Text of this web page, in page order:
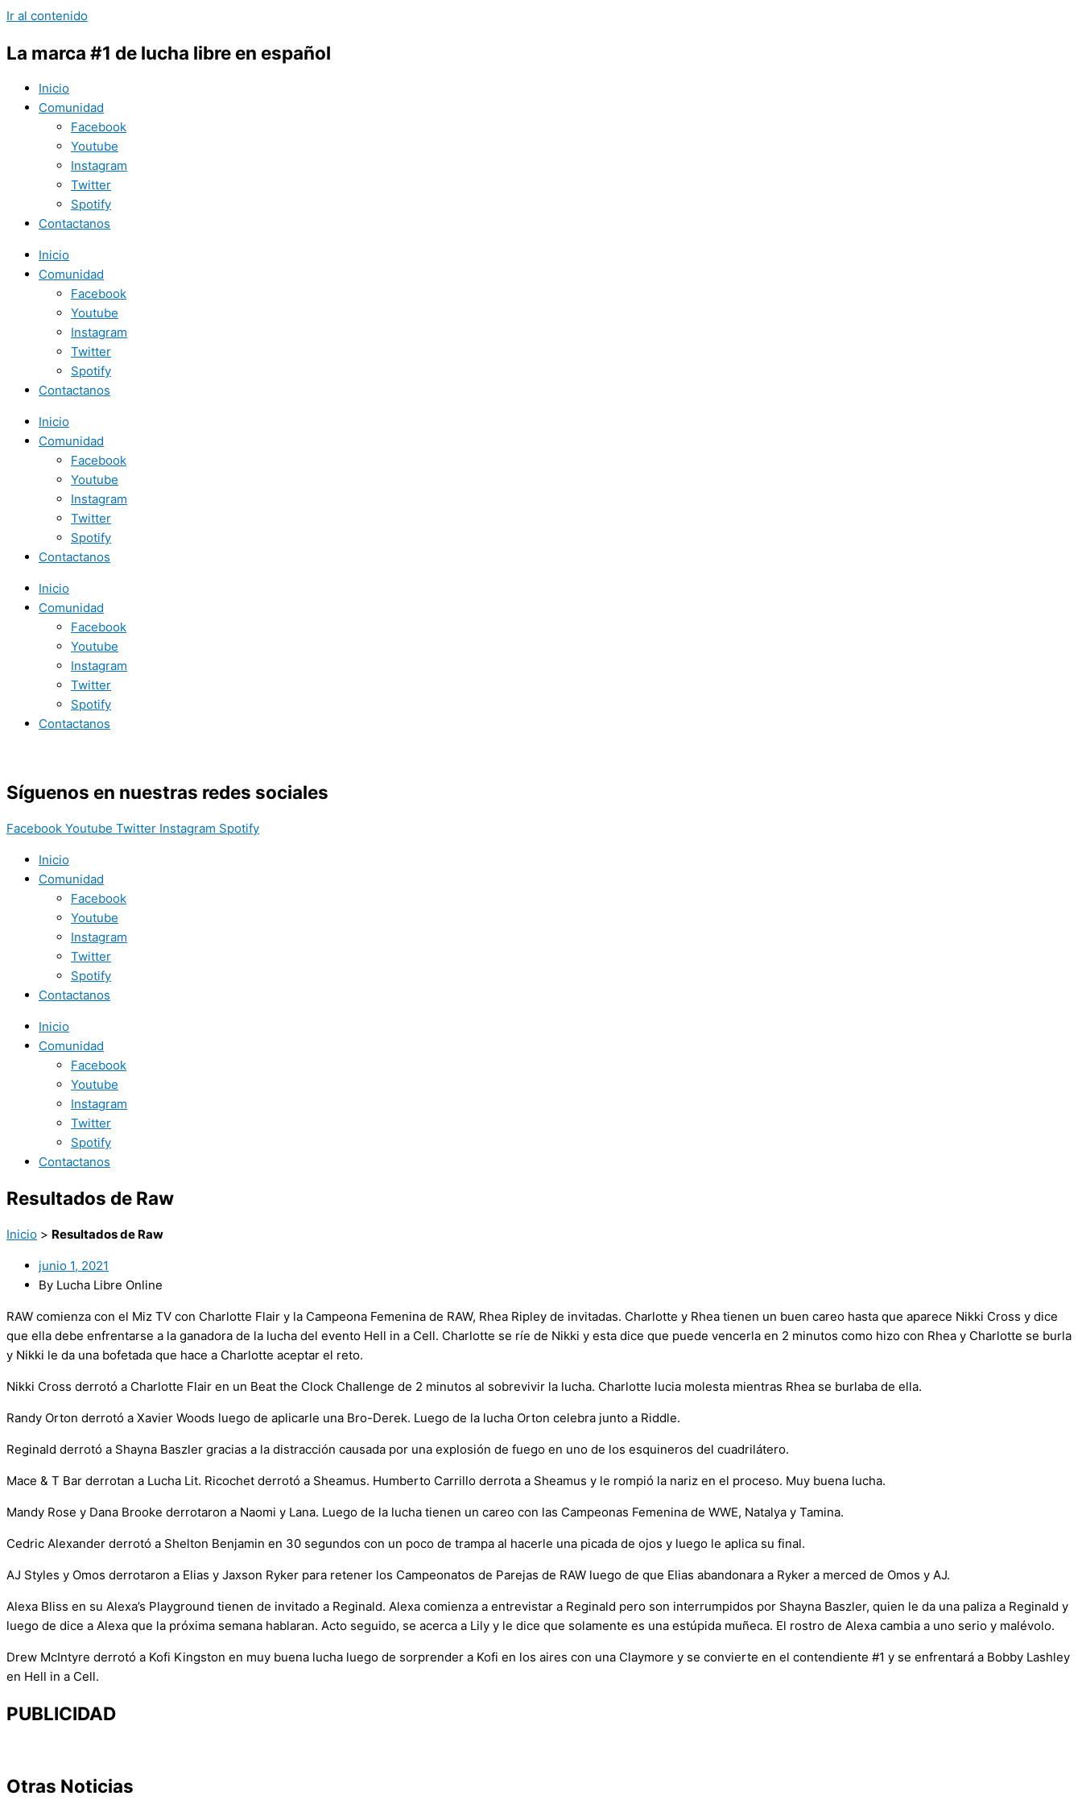
Ir al contenido
La marca #1 de lucha libre en español
Inicio
Comunidad
Facebook
Youtube
Instagram
Twitter
Spotify
Contactanos
Inicio
Comunidad
Facebook
Youtube
Instagram
Twitter
Spotify
Contactanos
Inicio
Comunidad
Facebook
Youtube
Instagram
Twitter
Spotify
Contactanos
Inicio
Comunidad
Facebook
Youtube
Instagram
Twitter
Spotify
Contactanos
Síguenos en nuestras redes sociales
Facebook Youtube Twitter Instagram Spotify
Inicio
Comunidad
Facebook
Youtube
Instagram
Twitter
Spotify
Contactanos
Inicio
Comunidad
Facebook
Youtube
Instagram
Twitter
Spotify
Contactanos
Resultados de Raw
Inicio > Resultados de Raw
junio 1, 2021
By Lucha Libre Online
RAW comienza con el Miz TV con Charlotte Flair y la Campeona Femenina de RAW, Rhea Ripley de invitadas. Charlotte y Rhea tienen un buen careo hasta que aparece Nikki Cross y dice
que ella debe enfrentarse a la ganadora de la lucha del evento Hell in a Cell. Charlotte se ríe de Nikki y esta dice que puede vencerla en 2 minutos como hizo con Rhea y Charlotte se burla
y Nikki le da una bofetada que hace a Charlotte aceptar el reto.
Nikki Cross derrotó a Charlotte Flair en un Beat the Clock Challenge de 2 minutos al sobrevivir la lucha. Charlotte lucia molesta mientras Rhea se burlaba de ella.
Randy Orton derrotó a Xavier Woods luego de aplicarle una Bro-Derek. Luego de la lucha Orton celebra junto a Riddle.
Reginald derrotó a Shayna Baszler gracias a la distracción causada por una explosión de fuego en uno de los esquineros del cuadrilátero.
Mace & T Bar derrotan a Lucha Lit. Ricochet derrotó a Sheamus. Humberto Carrillo derrota a Sheamus y le rompió la nariz en el proceso. Muy buena lucha.
Mandy Rose y Dana Brooke derrotaron a Naomi y Lana. Luego de la lucha tienen un careo con las Campeonas Femenina de WWE, Natalya y Tamina.
Cedric Alexander derrotó a Shelton Benjamin en 30 segundos con un poco de trampa al hacerle una picada de ojos y luego le aplica su final.
AJ Styles y Omos derrotaron a Elias y Jaxson Ryker para retener los Campeonatos de Parejas de RAW luego de que Elias abandonara a Ryker a merced de Omos y AJ.
Alexa Bliss en su Alexa’s Playground tienen de invitado a Reginald. Alexa comienza a entrevistar a Reginald pero son interrumpidos por Shayna Baszler, quien le da una paliza a Reginald y
luego de dice a Alexa que la próxima semana hablaran. Acto seguido, se acerca a Lily y le dice que solamente es una estúpida muñeca. El rostro de Alexa cambia a uno serio y malévolo.
Drew McIntyre derrotó a Kofi Kingston en muy buena lucha luego de sorprender a Kofi en los aires con una Claymore y se convierte en el contendiente #1 y se enfrentará a Bobby Lashley
en Hell in a Cell.
PUBLICIDAD
Otras Noticias